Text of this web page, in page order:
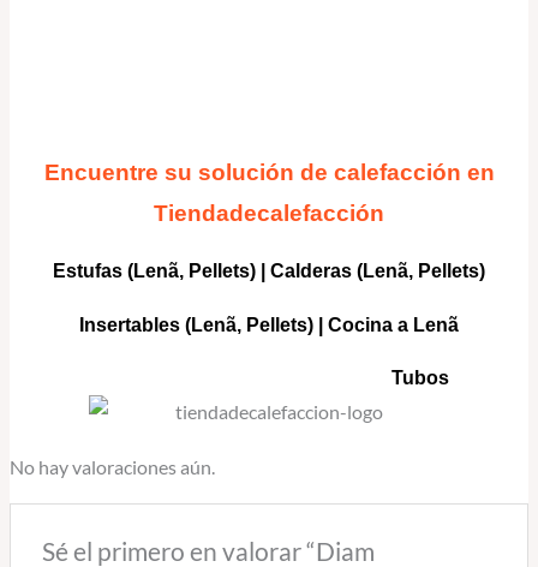
Encuentre su solución de calefacción en
Tiendadecalefacción
Estufas (Lenã, Pellets) Calderas (Lenã, Pellets)
Insertables (Lenã, Pellets) | Cocina a Lenã
Tubos
No hay valoraciones aún.
Sé el primero en valorar “Diam